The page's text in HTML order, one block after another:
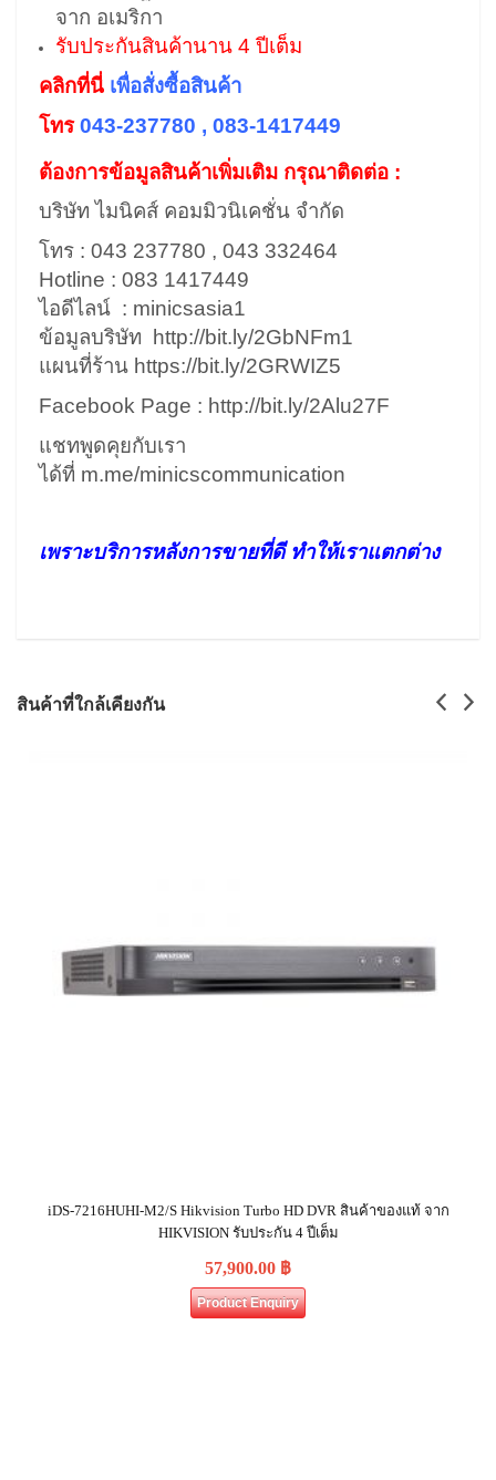
จาก อเมริกา
รับประกันสินค้านาน 4 ปีเต็ม
คลิกที่นี่ เพื่อสั่งซื้อสินค้า
โทร043-237780 , 083-1417449
ต้องการข้อมูลสินค้าเพิ่มเติม กรุณาติดต่อ :
บริษัท ไมนิคส์ คอมมิวนิเคชั่น จำกัด
โทร : 043 237780 , 043 332464
Hotline : 083 1417449
ไอดีไลน์ : minicsasia1
ข้อมูลบริษัท
http://bit.ly/2GbNFm1
แผนที่ร้าน https://bit.ly/2GRWIZ5
Facebook Page : http://bit.ly/2Alu27F
แชทพูดคุยกับเรา
ได้ที่ m.me/minicscommunication
เพราะบริการหลังการขายที่ดี ทำให้เราแตกต่าง
สินค้าที่ใกล้เคียงกัน
iDS-7216HUHI-M2/S Hikvision Turbo HD DVR สินค้าของแท้ จาก
HIKVISION รับประกัน 4 ปีเต็ม
57,900.00 ฿
Product Enquiry